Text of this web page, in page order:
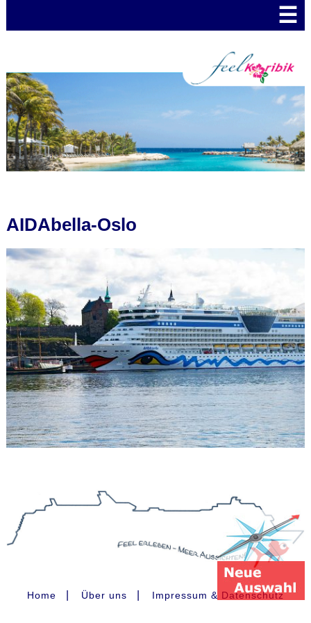
☰
AIDAbella-Oslo
Home Über uns Impressum & Datenschutz